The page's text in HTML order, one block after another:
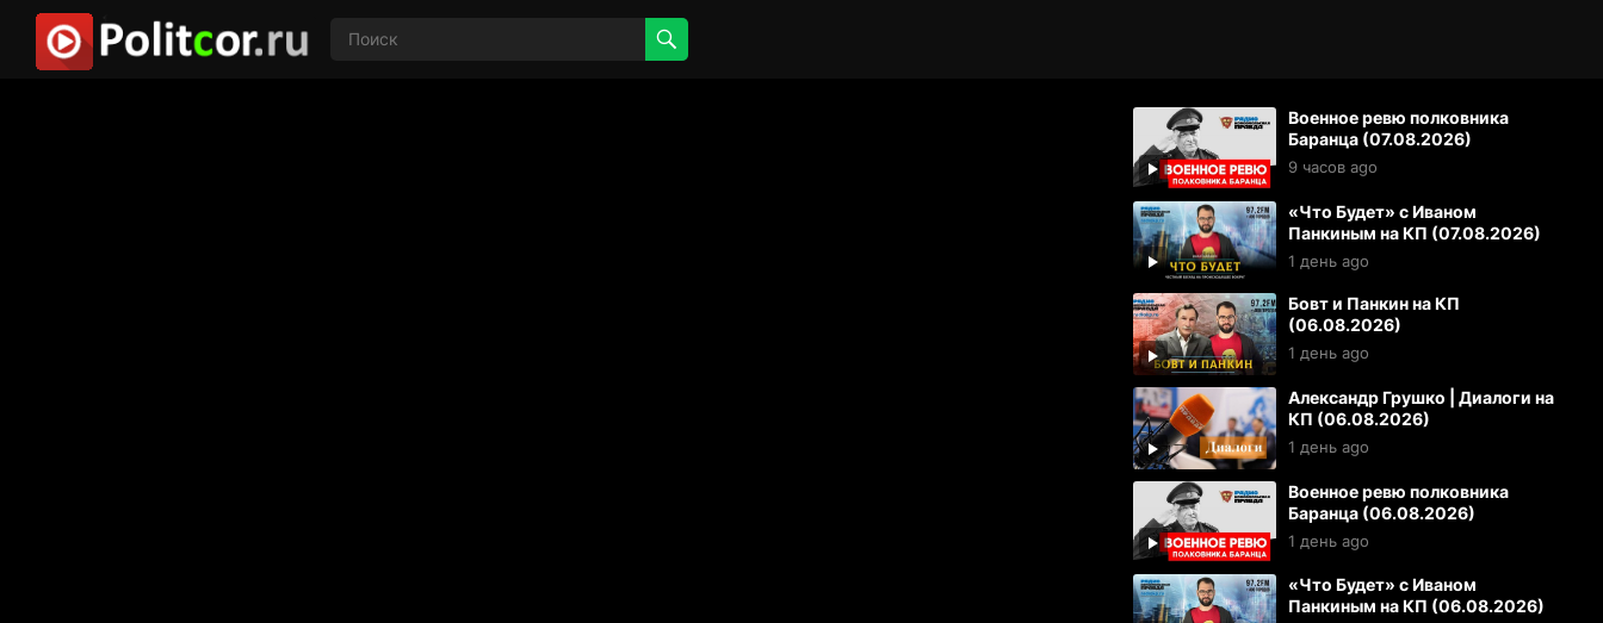
Военное ревю полковника
Баранца (07.08.2026)
9 часов ago
«Что Будет» с Иваном
Панкиным на КП (07.08.2026)
1 день ago
Бовт и Панкин на КП
(06.08.2026)
1 день ago
Александр Грушко | Диалоги на
КП (06.08.2026)
1 день ago
Военное ревю полковника
Баранца (06.08.2026)
1 день ago
«Что Будет» с Иваном
Панкиным на КП (06.08.2026)